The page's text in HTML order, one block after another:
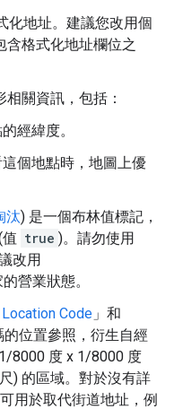
化地址。建議您改用個
含格式化地址欄位之
相關資訊，包括：
經緯度。
個地點時，地圖上優
汰) 是一個布林值標記，
true )。請勿使用
改用
營業狀態。
Code 」和
的位置參照，衍生自經
8000 度 x 1/8000 度
) 的區域。對於沒有詳
用於取代街道地址，例